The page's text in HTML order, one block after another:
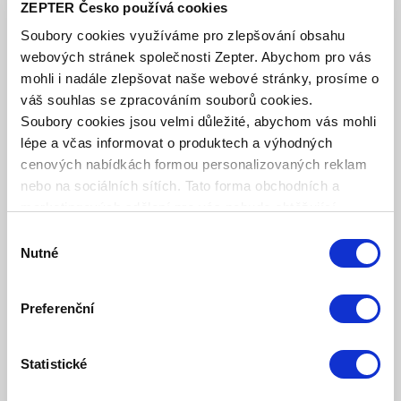
ZEPTER Česko používá cookies
Soubory cookies využíváme pro zlepšování obsahu
webových stránek společnosti Zepter. Abychom pro vás
mohli i nadále zlepšovat naše webové stránky, prosíme o
váš souhlas se zpracováním souborů cookies.
Soubory cookies jsou velmi důležité, abychom vás mohli
lépe a včas informovat o produktech a výhodných
cenových nabídkách formou personalizovaných reklam
nebo na sociálních sítích. Tato forma obchodních a
souhlasu
Nutné
Preferenční
Statistické
JAK SMAŽIT BEZ TUKŮ?
Při smažení bez přidání tuku vždy vkládejte maso do již
rozehřáté nádoby. Prázdnou nádobu postavte přikrytou na